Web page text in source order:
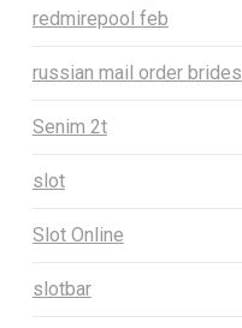
redmirepool feb
russian mail order brides
Senim 2t
slot
Slot Online
slotbar